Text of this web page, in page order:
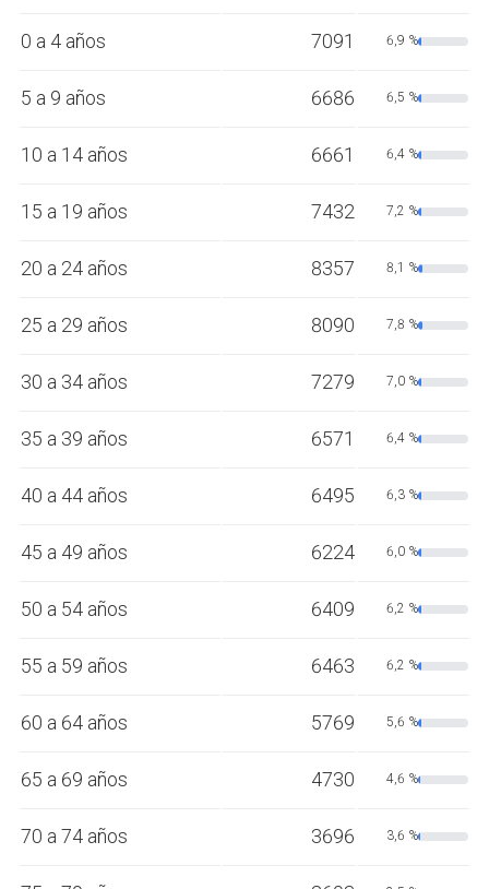
0 a 4 años 7091 6,9 %
5 a 9 años 6686 6,5 %
10 a 14 años 6661 6,4 %
15 a 19 años 7432 7,2 %
20 a 24 años 8357 8,1 %
25 a 29 años 8090 7,8 %
30 a 34 años 7279 7,0 %
35 a 39 años 6571 6,4 %
40 a 44 años 6495 6,3 %
45 a 49 años 6224 6,0 %
50 a 54 años 6409 6,2 %
55 a 59 años 6463 6,2 %
60 a 64 años 5769 5,6 %
65 a 69 años 4730 4,6 %
70 a 74 años 3696 3,6 %